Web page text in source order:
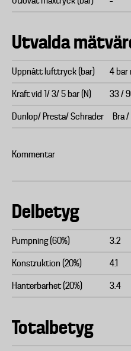
Utvalda
Uppnått lufttryck (bar) 4 bar
Kraft vid 1/ 3/ 5 bar (N) 33 /
Dunlop/ Presta/ Schrader Bra
Kommentar
Delbetyg
Pumpning (60%) 3.2
Konstruktion (20%) 4.1
Hanterbarhet (20%) 3.4
Totalbetyg